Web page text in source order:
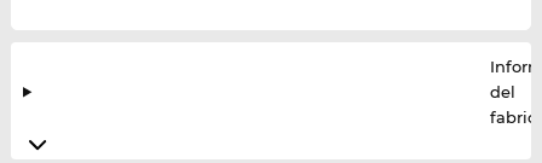
del